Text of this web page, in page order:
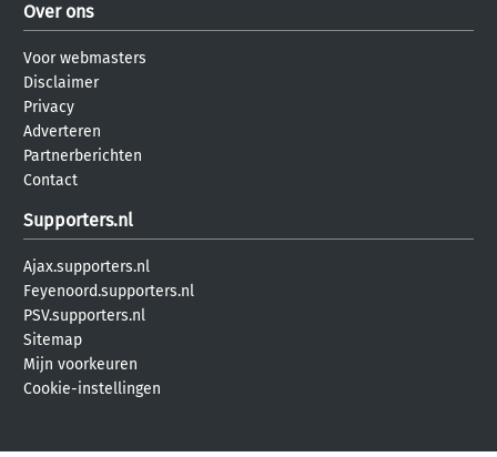
Over ons
Voor webmasters
Disclaimer
Privacy
Adverteren
Partnerberichten
Contact
Supporters.nl
Ajax.supporters.nl
Feyenoord.supporters.nl
PSV.supporters.nl
Sitemap
Mijn voorkeuren
Cookie-instellingen